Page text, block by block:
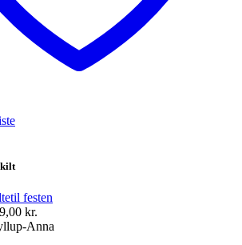
til festen
kr.
399,00 kr.